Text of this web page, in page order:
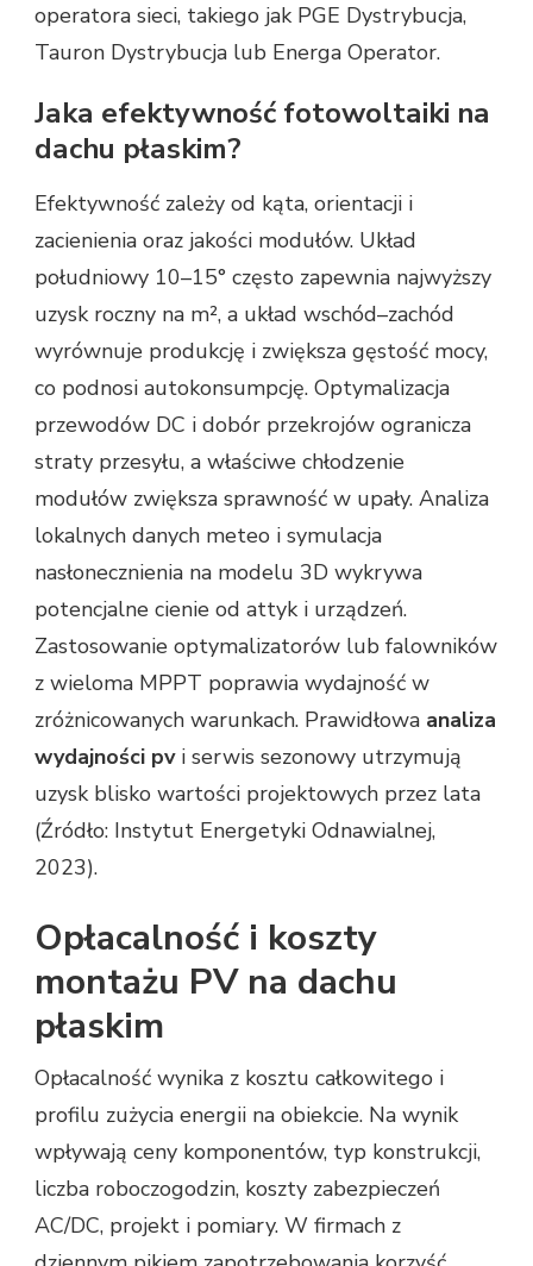
operatora sieci, takiego jak PGE Dystrybucja,
Tauron Dystrybucja lub Energa Operator.
Jaka efektywność fotowoltaiki na
dachu płaskim?
Efektywność zależy od kąta, orientacji i
zacienienia oraz jakości modułów. Układ
południowy 10–15° często zapewnia najwyższy
uzysk roczny na m², a układ wschód–zachód
wyrównuje produkcję i zwiększa gęstość mocy,
co podnosi autokonsumpcję. Optymalizacja
przewodów DC i dobór przekrojów ogranicza
straty przesyłu, a właściwe chłodzenie
modułów zwiększa sprawność w upały. Analiza
lokalnych danych meteo i symulacja
nasłonecznienia na modelu 3D wykrywa
potencjalne cienie od attyk i urządzeń.
Zastosowanie optymalizatorów lub falowników
z wieloma MPPT poprawia wydajność w
zróżnicowanych warunkach. Prawidłowa analiza
wydajności pvi serwis sezonowy utrzymują
uzysk blisko wartości projektowych przez lata
(Źródło: Instytut Energetyki Odnawialnej,
2023).
Opłacalność i koszty
montażu PV na dachu
płaskim
Opłacalność wynika z kosztu całkowitego i
profilu zużycia energii na obiekcie. Na wynik
wpływają ceny komponentów, typ konstrukcji,
liczba roboczogodzin, koszty zabezpieczeń
AC/DC, projekt i pomiary. W firmach z